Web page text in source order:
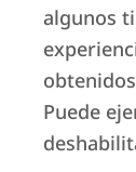
algunos
Puede